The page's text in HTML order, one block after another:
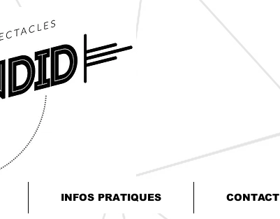
INFOS PRATIQUES CONTACT